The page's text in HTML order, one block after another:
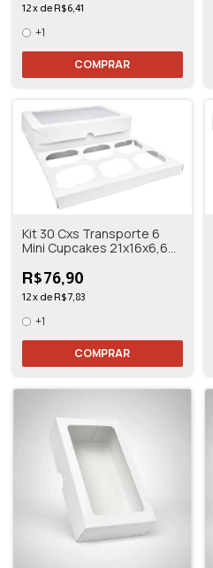
12x de R$6,41
+1
COMPRAR
Kit 30 Cxs Transporte 6
Mini Cupcakes 21x16x6,6
R$76,90
12x de R$7,83
+1
COMPRAR